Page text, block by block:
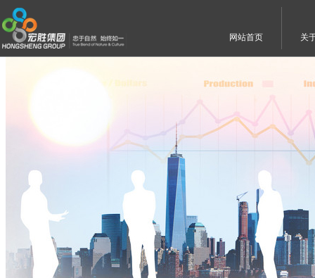
网站首页 关